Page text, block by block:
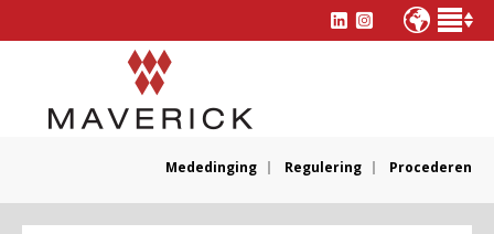
Mededinging Regulering Procederen